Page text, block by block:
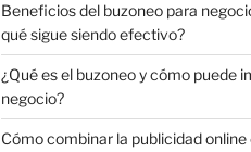
Beneficios del buzoneo para
qué sigue siendo efectivo?
¿Qué es el buzoneo y cómo puede
negocio?
Cómo combinar la publicidad online